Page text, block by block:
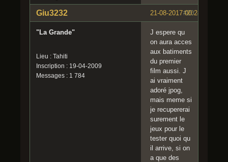
#20
21-08-2017 00:24:21
Giu3232
"La Grande"
Lieu : Tahiti
Inscription : 19-04-2009
Messages : 1 784
J espere qu
on aura acces
aux batiments
du premier
film aussi. J
ai vraiment
adoré jpog,
mais meme si
je recupererai
surement le
jeux pour le
tester quoi qu
il arrive, si on
a que des